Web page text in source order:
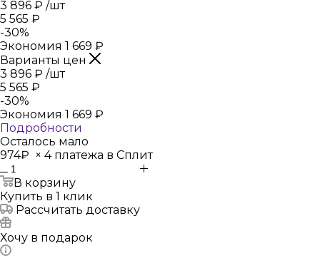
3 896 ₽ /шт
5 565 ₽
-30%
Экономия 1 669 ₽
Варианты цен
3 896 ₽ /шт
5 565 ₽
-30%
Экономия 1 669 ₽
Подробности
Осталось мало
974₽ × 4 платежа в Сплит
В корзину
Купить в 1 клик
Рассчитать доставку
Хочу в подарок